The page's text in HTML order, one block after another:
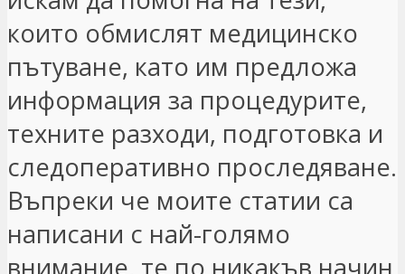
които обмислят медицинско
пътуване, като им предложа
информация за процедурите,
техните разходи, подготовка и
следоперативно проследяване.
Въпреки че моите статии са
написани с най-голямо
внимание, те по никакъв начин